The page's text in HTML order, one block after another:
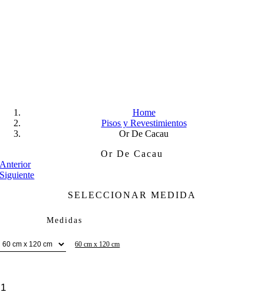
Home
Pisos y Revestimientos
Or De Cacau
Or De Cacau
Anterior
Siguiente
SELECCIONAR MEDIDA
Medidas
60 cm x 120 cm